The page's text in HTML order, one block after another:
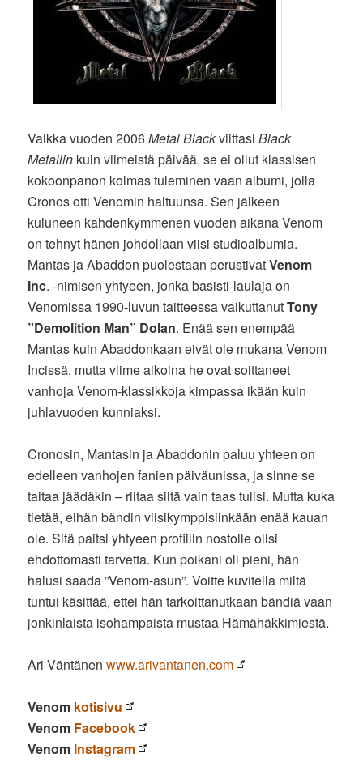
Vaikka vuoden 2006Metal BlackviittasiBlack
Metaliin kuin viimeistä päivää, se ei ollut klassisen
kokoonpanon kolmas tuleminen vaan albumi, jolla
Cronos otti Venomin haltuunsa. Sen jälkeen
kuluneen kahdenkymmenen vuoden aikana Venom
on tehnyt hänen johdollaan viisi studioalbumia.
Mantas ja Abaddon puolestaan perustivatVenom
Inc. -nimisen yhtyeen, jonka basisti-laulaja on
Venomissa 1990-luvun taitteessa vaikuttanutTony
”Demolition Man” Dolan. Enää sen enempää
Mantas kuin Abaddonkaan eivät ole mukana Venom
Incissä, mutta viime aikoina he ovat soittaneet
vanhoja Venom-klassikkoja kimpassa ikään kuin
juhlavuoden kunniaksi.
Cronosin, Mantasin ja Abaddonin paluu yhteen on
edelleen vanhojen fanien päiväunissa, ja sinne se
taitaa jäädäkin – riitaa siitä vain taas tulisi. Mutta kuka
tietää, eihän bändin viisikymppisiinkään enää kauan
ole. Sitä paitsi yhtyeen profiilin nostolle olisi
ehdottomasti tarvetta. Kun poikani oli pieni, hän
halusi saada ”Venom-asun”. Voitte kuvitella miltä
tuntui käsittää, ettei hän tarkoittanutkaan bändiä vaan
jonkinlaista isohampaista mustaa Hämähäkkimiestä.
Ari Väntänenwww.arivantanen.com
Venom kotisivu
Venom Facebook
Venom Instagram